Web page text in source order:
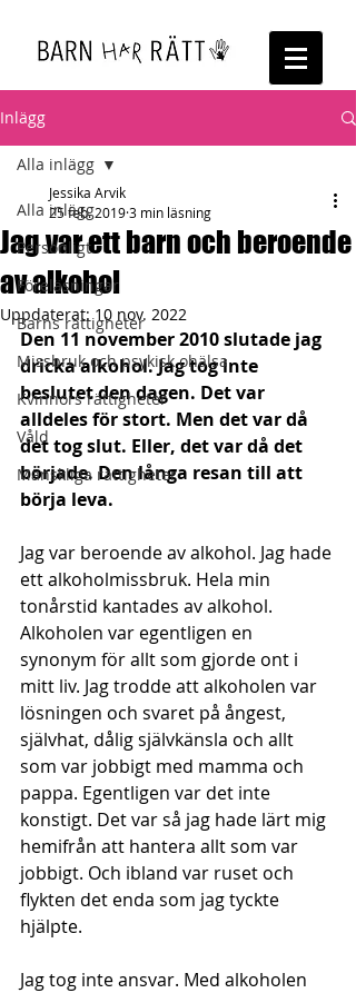
Inlägg
Alla inlägg
Personligt
Föreläsningar
Barns rättigheter
Missbruk och psykisk ohälsa
Kvinnors rättigheter
Våld
Mänskliga rättigheter
Alla inlägg
Jag var ett barn och beroende
av alkohol
Jessika Arvik
25 feb. 20193 min läsning
Uppdaterat:10 nov. 2022
Den 11 november 2010 slutade jag
dricka alkohol. Jag tog inte
beslutet den dagen. Det var
alldeles för stort. Men det var då
det tog slut. Eller, det var då det
började. Den långa resan till att
börja leva.
Jag var beroende av alkohol. Jag hade
ett alkoholmissbruk. Hela min
tonårstid kantades av alkohol.
Alkoholen var egentligen en
synonym för allt som gjorde ont i
mitt liv. Jag trodde att alkoholen var
lösningen och svaret på ångest,
självhat, dålig självkänsla och allt
som var jobbigt med mamma och
pappa. Egentligen var det inte
konstigt. Det var så jag hade lärt mig
hemifrån att hantera allt som var
jobbigt. Och ibland var ruset och
flykten det enda som jag tyckte
hjälpte.
Jag tog inte ansvar. Med alkoholen